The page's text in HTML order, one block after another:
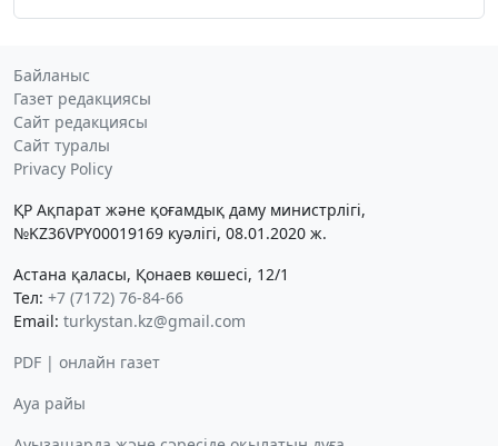
Байланыс
Газет редакциясы
Сайт редакциясы
Сайт туралы
Privacy Policy
ҚР Ақпарат және қоғамдық даму министрлігі,
№KZ36VPY00019169 куәлігі, 08.01.2020 ж.
Астана қаласы, Қонаев көшесі, 12/1
Тел: +7 (7172) 76-84-66
Email: turkystan.kz@gmail.com
PDF | онлайн газет
Ауа райы